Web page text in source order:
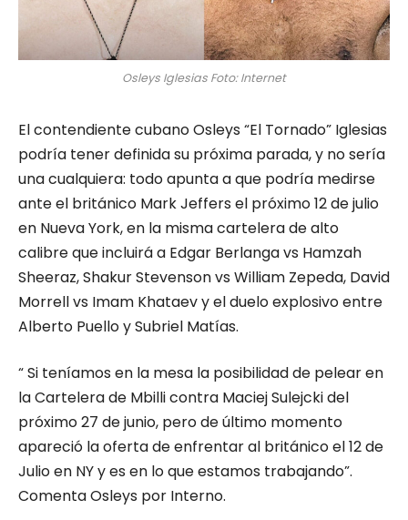
Osleys Iglesias Foto: Internet
El contendiente cubano Osleys “El Tornado” Iglesias
podría tener definida su próxima parada, y no sería
una cualquiera: todo apunta a que podría medirse
ante el británico Mark Jeffers el próximo12 de julio
en Nueva York, en la misma cartelera de alto
calibre que incluirá a Edgar Berlanga vs Hamzah
Sheeraz, Shakur Stevenson vs William Zepeda, David
Morrell vs Imam Khataev y el duelo explosivo entre
Alberto Puello y Subriel Matías.
“ Si teníamos en la mesa la posibilidad de pelear en
la Cartelera de Mbilli contra Maciej Sulejcki del
próximo 27 de junio, pero de último momento
apareció la oferta de enfrentar al británico el 12 de
Julio en NY y es en lo que estamos trabajando”.
Comenta Osleys por Interno.